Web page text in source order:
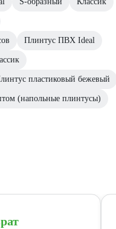
Плинтус ПВХ Ideal
пластиковый бежевый
(напольные плинтусы)